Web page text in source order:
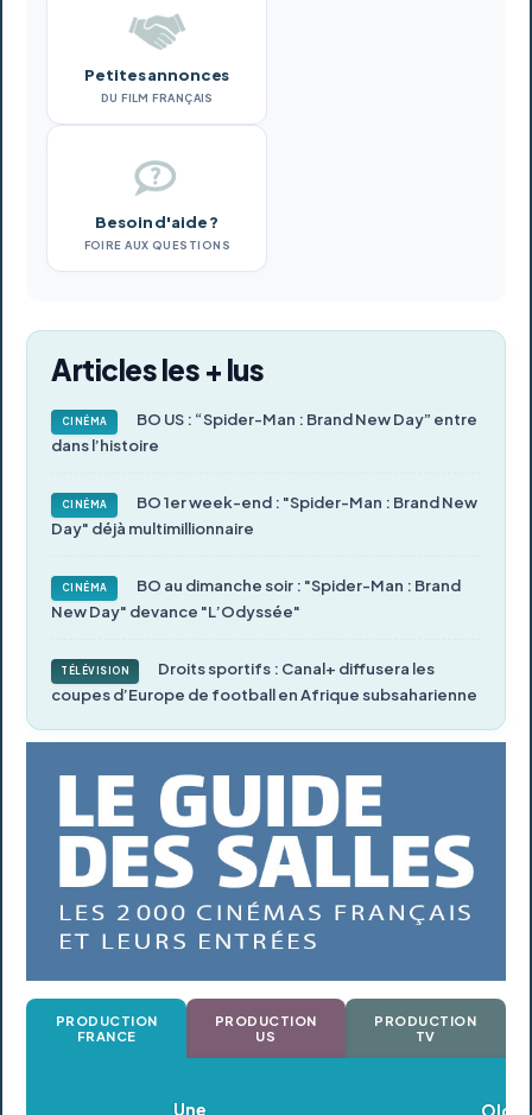
Petites annonces
DU FILM FRANÇAIS
Besoin d'aide ?
FOIRE AUX QUESTIONS
Articles les + lus
CINÉMA
BO US : “Spider-Man : Brand New Day” entre
dans l’histoire
CINÉMA
BO 1er week-end : "Spider-Man : Brand New
Day" déjà multimillionnaire
CINÉMA
BO au dimanche soir : "Spider-Man : Brand
New Day" devance "L’Odyssée"
TÉLÉVISION
Droits sportifs : Canal+ diffusera les
coupes d’Europe de football en Afrique subsaharienne
PRODUCTION
FRANCE
PRODUCTION
US
PRODUCTION
TV